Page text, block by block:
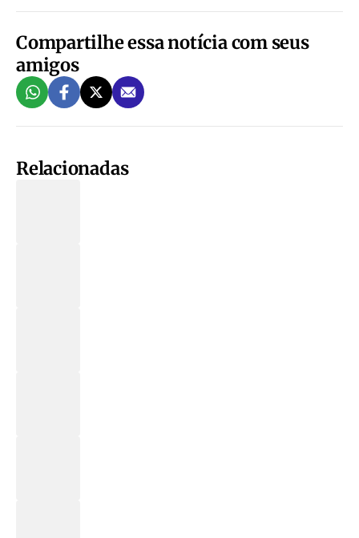
Compartilhe essa notícia com seus
amigos
Relacionadas